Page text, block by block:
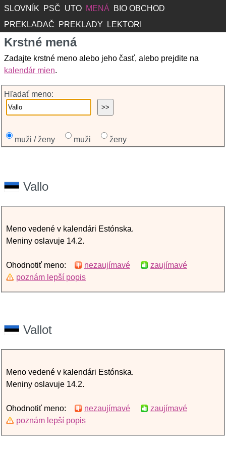
SLOVNÍK PSČ UTO MENÁ
BIO OBCHOD
PREKLADAČ
PREKLADY LEKTORI
Krstné mená
Zadajte krstné meno alebo jeho časť, alebo prejdite na
kalendár mien.
Hľadať meno:
muži / ženy muži ženy
Vallo
Meno vedené v kalendári Estónska.
Meniny oslavuje 14.2.
Ohodnotiť meno: nezaujímavé
zaujímavé
poznám lepší popis
Vallot
Meno vedené v kalendári Estónska.
Meniny oslavuje 14.2.
Ohodnotiť meno: nezaujímavé
zaujímavé
poznám lepší popis